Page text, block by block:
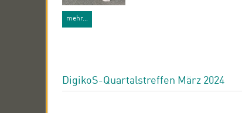
mehr…
DigikoS-Quartalstreffen März 2024